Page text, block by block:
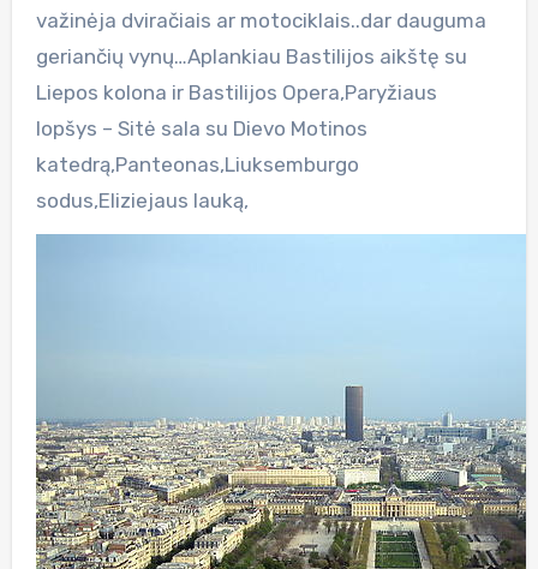
važinėja dviračiais ar motociklais..dar dauguma
geriančių vynų…Aplankiau Bastilijos aikštę su
Liepos kolona ir Bastilijos Opera,Paryžiaus
lopšys – Sitė sala su Dievo Motinos
katedrą,Panteonas,Liuksemburgo
sodus,Eliziejaus lauką,